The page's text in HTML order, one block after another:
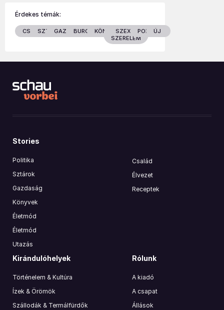
Érdekes témák:
CSALÁDSZTÁROKGAZDASÁGBURGENLANDKÖNYVEKSZEX &
SZERELEM
POLITIKA
ÚJ
Stories
Politika
Sztárok
Gazdaság
Könyvek
Életmód
Életmód
Utazás
Család
Élvezet
Receptek
Kirándulóhelyek
Történelem & Kultúra
Ízek & Örömök
Szállodák & Termálfürdők
Rólunk
A kiadó
A csapat
Állások